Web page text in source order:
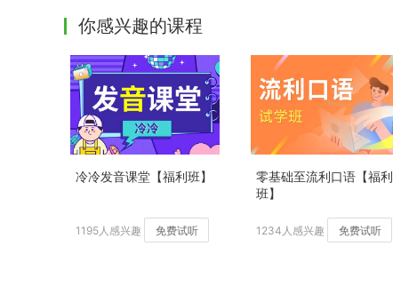
你感兴趣的课程
冷冷发音课堂【福利班】
1195人感兴趣 免费试听
零基础至流利口语【福利
班】
1234人感兴趣 免费试听